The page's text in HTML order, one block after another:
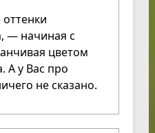
— начиная с
цветом
А у Вас про
не сказано.